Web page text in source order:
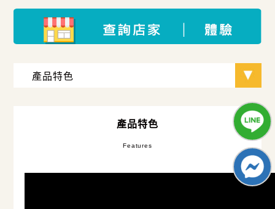
產品特色
Features